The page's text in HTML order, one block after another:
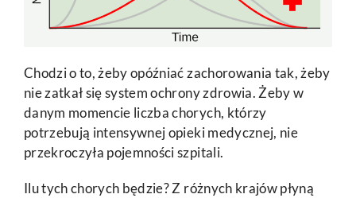
Chodzi o to, żeby opóźniać zachorowania tak, żeby
nie zatkał się system ochrony zdrowia. Żeby w
danym momencie liczba chorych, którzy
potrzebują intensywnej opieki medycznej, nie
przekroczyła pojemności szpitali.
Ilu tych chorych będzie? Z różnych krajów płyną